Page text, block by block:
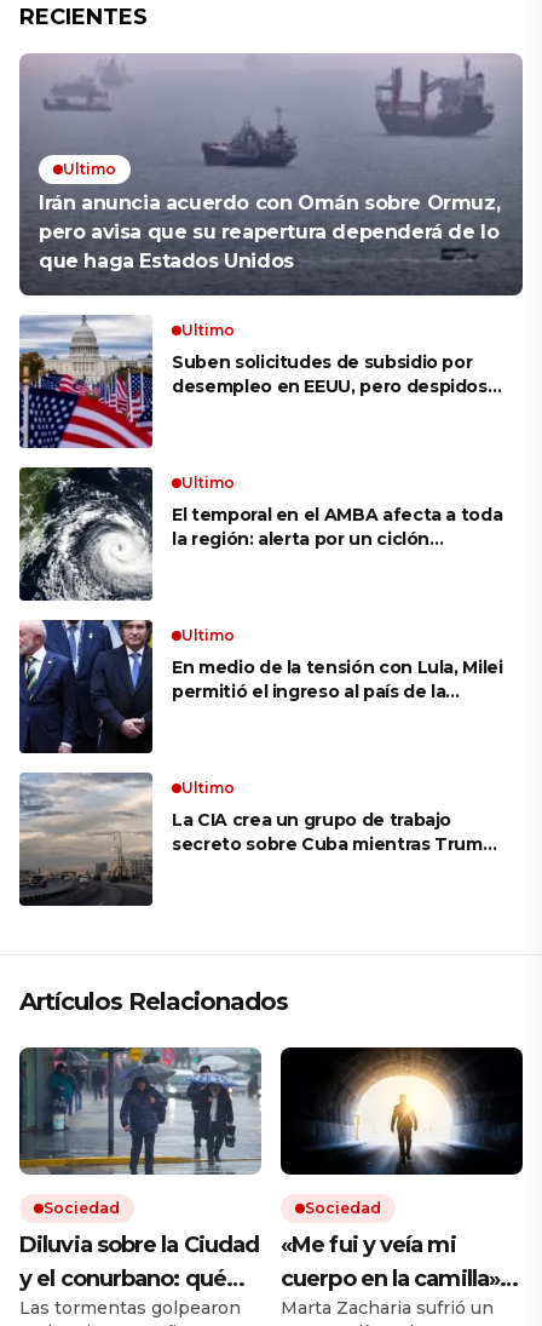
RECIENTES
Ultimo
Irán anuncia acuerdo con Omán sobre Ormuz,
pero avisa que su reapertura dependerá de lo
que haga Estados Unidos
Ultimo
Suben solicitudes de subsidio por
desempleo en EEUU, pero despidos
Ultimo
El temporal en el AMBA afecta a toda
la región: alerta por un ciclón
Ultimo
En medio de la tensión con Lula, Milei
permitió el ingreso al país de la
Ultimo
La CIA crea un grupo de trabajo
secreto sobre Cuba mientras Trump
Artículos Relacionados
Sociedad
Diluvia sobre la Ciudad
y el conurbano: qué
dice el pronóstico para
Las tormentas golpearon
Sociedad
«Me fui y veía mi
cuerpo en la camilla»:
vivió un caso similar al
Marta Zacharia sufrió un